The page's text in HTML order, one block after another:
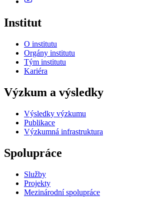
Institut
O institutu
Orgány institutu
Tým institutu
Kariéra
Výzkum a výsledky
Výsledky výzkumu
Publikace
Výzkumná infrastruktura
Spolupráce
Služby
Projekty
Mezinárodní spolupráce